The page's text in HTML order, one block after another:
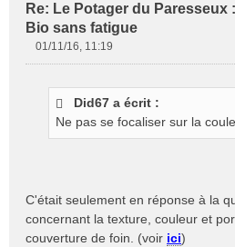
Re: Le Potager du
Bio sans fatigue
n
l
u
01/11/16, 11:19
Did67 a écrit :
Ne pas se focaliser sur la
C'était seulement en réponse à la
concernant la texture, couleur et
couverture de foin. (voir ici)